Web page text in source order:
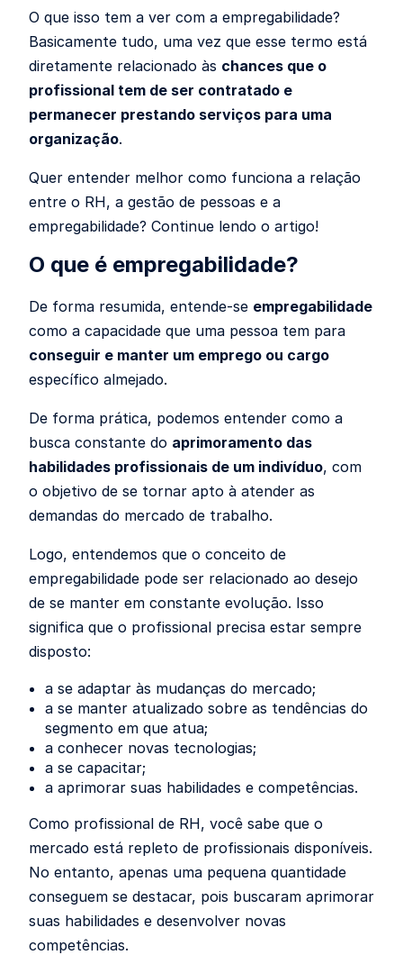
O que isso tem a ver com a empregabilidade?
Basicamente tudo, uma vez que esse termo está
diretamente relacionado às chances que o
profissional tem de ser contratado e
permanecer prestando serviços para uma
organização.
Quer entender melhor como funciona a relação
entre o RH, a gestão de pessoas e a
empregabilidade? Continue lendo o artigo!
O que é empregabilidade?
De forma resumida, entende-se empregabilidade
como a capacidade que uma pessoa tem para
conseguir e manter um emprego ou cargo
específico almejado.
De forma prática, podemos entender como a
busca constante do aprimoramento das
habilidades profissionais de um indivíduo, com
o objetivo de se tornar apto à atender as
demandas do mercado de trabalho.
Logo, entendemos que o conceito de
empregabilidade pode ser relacionado ao desejo
de se manter em constante evolução. Isso
significa que o profissional precisa estar sempre
disposto:
a se adaptar às mudanças do mercado;
a se manter atualizado sobre as tendências do
segmento em que atua;
a conhecer novas tecnologias;
a se capacitar;
a aprimorar suas habilidades e competências.
Como profissional de RH, você sabe que o
mercado está repleto de profissionais disponíveis.
No entanto, apenas uma pequena quantidade
conseguem se destacar, pois buscaram aprimorar
suas habilidades e desenvolver novas
competências.